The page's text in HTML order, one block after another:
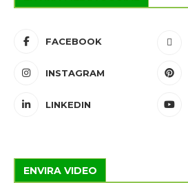
FACEBOOK
INSTAGRAM
LINKEDIN
ENVIRA VIDEO